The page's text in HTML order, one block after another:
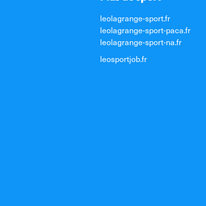
leolagrange-sport.fr
leolagrange-sport-paca.fr
leolagrange-sport-na.fr
leosportjob.fr